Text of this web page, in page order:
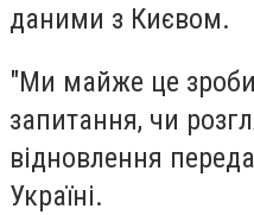
даними з Києвом.
"Ми майже це
запитання, чи
відновлення
Україні.